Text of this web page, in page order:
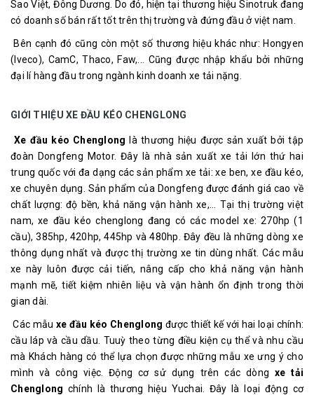
Sao Việt, Đông Dương. Do đó, hiện tại thương hiệu Sinotruk đang
có doanh số bán rất tốt trên thị trường và đứng đầu ở việt nam.
Bên cạnh đó cũng còn một số thương hiệu khác như: Hongyen
(Iveco), CamC, Thaco, Faw,... Cũng được nhập khẩu bởi những
đại lí hàng đầu trong ngành kinh doanh xe tải nặng.
GIỚI THIỆU XE ĐẦU KÉO CHENGLONG
Xe đầu kéo Chenglong là thương hiệu được sản xuất bởi tập
đoàn Dongfeng Motor. Đây là nhà sản xuất xe tải lớn thứ hai
trung quốc với đa dạng các sản phẩm xe tải: xe ben, xe đầu kéo,
xe chuyên dụng. Sản phẩm của Dongfeng được đánh giá cao về
chất lượng: độ bền, khả năng vận hành xe,... Tại thị trường việt
nam, xe đầu kéo chenglong đang có các model xe: 270hp (1
cầu), 385hp, 420hp, 445hp và 480hp. Đây đều là những dòng xe
thông dụng nhất và được thị trường xe tin dùng nhất. Các mẫu
xe này luôn được cải tiến, nâng cấp cho khả năng vận hành
mạnh mẽ, tiết kiệm nhiên liệu và vận hành ổn định trong thời
gian dài.
Các mẫu xe đầu kéo Chenglong được thiết kế với hai loại chính:
cầu láp và cầu dầu. Tuuỳ theo từng điều kiện cụ thể và nhu cầu
mà Khách hàng có thể lựa chọn được những mẫu xe ưng ý cho
mình và công việc. Động cơ sử dụng trên các dòng xe tải
Chenglong chính là thương hiệu Yuchai. Đây là loại động cơ